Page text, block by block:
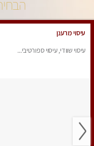
עיסוי מרענן
עיסוי שוודי, עיסוי ספורטיבי...